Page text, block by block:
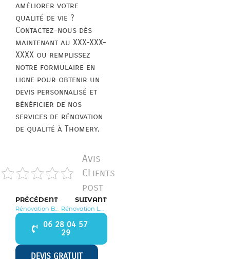
améliorer votre
qualité de vie ?
Contactez-nous dès
maintenant au XXX-XXX-
XXXX ou remplissez
notre formulaire en
ligne pour obtenir un
devis personnalisé et
bénéficier de nos
services de rénovation
de qualité à Thomery.
Avis
CLients
post
PRÉCÉDENT
Rénovation Bourron Marlotte 77780
SUIVANT
Rénovation Les Écrennes 77820
06 28 04 57
29
DEVIS GRATUIT